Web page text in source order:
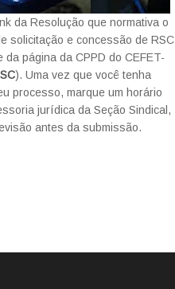
da Resolução que normativa o
solicitação e concessão de RSC
da página da CPPD do CEFET-
). Uma vez que você tenha
processo, marque um horário
jurídica da Seção Sindical,
antes da submissão.